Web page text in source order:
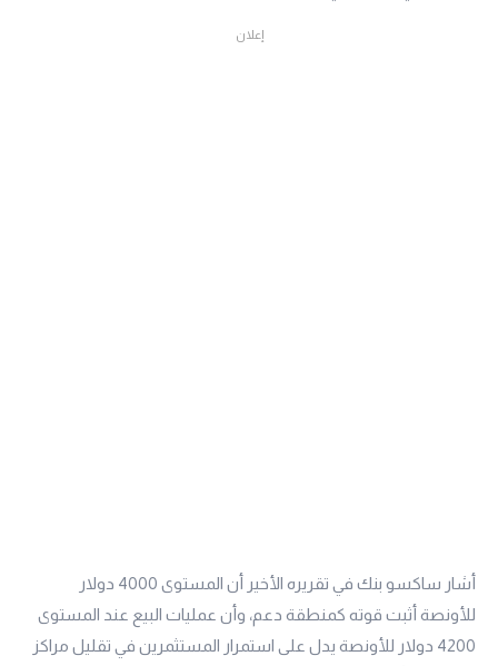
إعلان
أشار ساكسو بنك في تقريره الأخير أن المستوى 4000 دولار
للأونصة أثبت قوته كمنطقة دعم، وأن عمليات البيع عند المستوى
4200 دولار للأونصة يدل على استمرار المستثمرين في تقليل مراكز